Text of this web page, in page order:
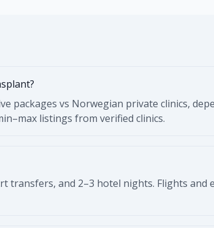
packages vs Norwegian private clinics,
listings from verified clinics.
transfers, and 2–3 hotel nights. Flights and